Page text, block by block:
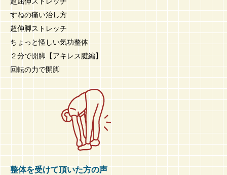
すねの痛い治し方
超伸脚ストレッチ
ちょっと怪しい気功整体
２分で開脚【アキレス腱編】
回転の力で開脚
整体を受けて頂いた方の声